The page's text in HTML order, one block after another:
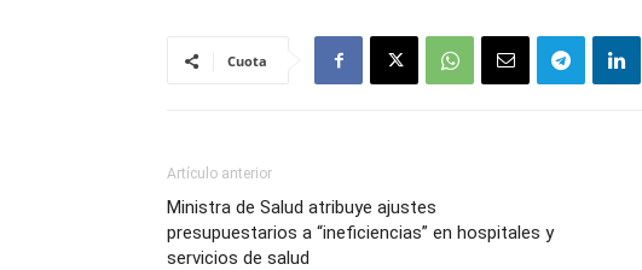
Cuota
Artículo anterior
Ministra de Salud atribuye ajustes
presupuestarios a “ineficiencias” en hospitales y
servicios de salud